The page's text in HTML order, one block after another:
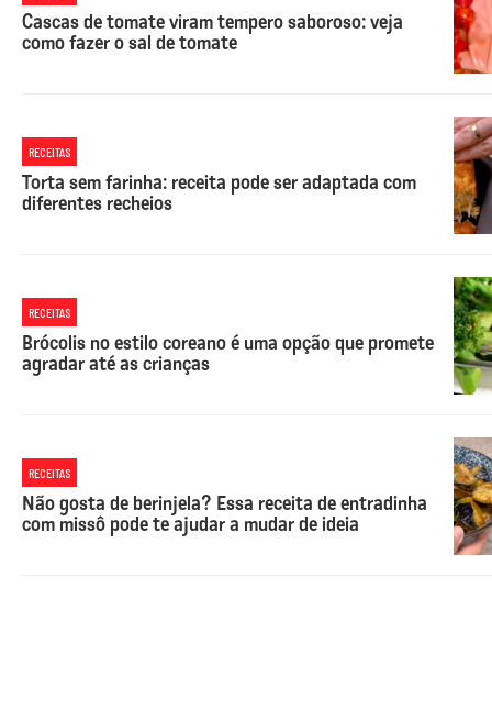
Cascas de tomate viram tempero saboroso: veja
como fazer o sal de tomate
RECEITAS
Torta sem farinha: receita pode ser adaptada com
diferentes recheios
RECEITAS
Brócolis no estilo coreano é uma opção que promete
agradar até as crianças
RECEITAS
Não gosta de berinjela? Essa receita de entradinha
com missô pode te ajudar a mudar de ideia